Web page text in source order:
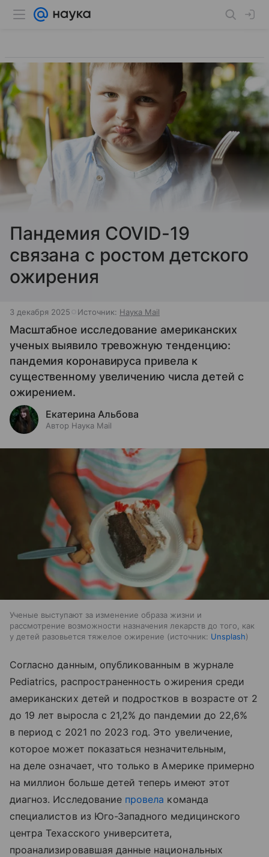
Пандемия COVID-19
связана с ростом детского
ожирения
3 декабря 2025 Источник: Наука Mail
Масштабное исследование американских
ученых выявило тревожную тенденцию:
пандемия коронавируса привела к
существенному увеличению числа детей с
ожирением.
Екатерина Альбова
Автор Наука Mail
Ученые выступают за изменение образа жизни и
рассмотрение возможности назначения лекарств до того, как
у детей разовьется тяжелое ожирение
источник: Unsplash
Согласно данным, опубликованным в журнале
Pediatrics, распространенность ожирения среди
американских детей и подростков в возрасте от 2
до 19 лет выросла с 21,2% до пандемии до 22,6%
в период с 2021 по 2023 год. Это увеличение,
которое может показаться незначительным,
на деле означает, что только в Америке примерно
на миллион больше детей теперь имеют этот
диагноз. Исследование провела команда
специалистов из Юго-Западного медицинского
центра Техасского университета,
проанализировавшая данные национальных